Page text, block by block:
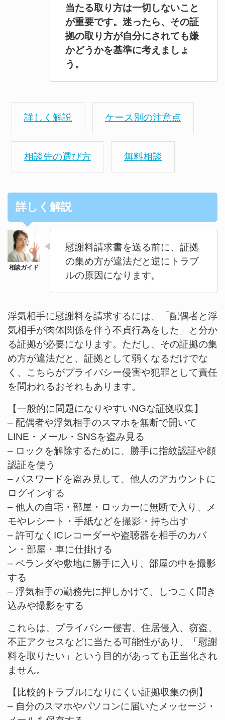
当たる取り方は一切しないこと
が重要です。迷ったら、その証
拠の取り方が自分にされても嫌
かどうかを基準に考えましょ
う。
詳しく解説 ケース別の注意点
相談先の選び方 無料相談
詳しく解説
慰謝料請求書を送る前に、証拠
の集め方が違法だと逆にトラブ
ルの原因になります。
浮気相手に慰謝料を請求するには、「配偶者と浮
気相手が肉体関係を伴う不貞行為をした」と分か
る証拠が必要になります。ただし、その証拠の集
め方が違法だと、証拠として弱くなるだけでな
く、こちらがプライバシー侵害や犯罪として責任
を問われるおそれもあります。
【一般的に問題になりやすいNGな証拠収集】
– 配偶者や浮気相手のスマホを無断で開いて
LINE・メール・SNSを盗み見る
– ロックを解除するために、勝手に指紋認証や顔
認証を使う
– パスワードを盗み見して、他人のアカウントに
ログインする
– 他人の自宅・部屋・ロッカーに無断で入り、メ
モやレシート・手紙などを撮影・持ち出す
– 許可なくICレコーダーや盗聴器を相手のカバ
ン・部屋・車に仕掛ける
– ベランダや敷地に勝手に入り、部屋の中を撮影
する
– 浮気相手の勤務先に押しかけて、しつこく聞き
込みや撮影をする
これらは、プライバシー侵害、住居侵入、窃盗、
不正アクセスなどに当たる可能性があり、「慰謝
料を取りたい」という目的があっても正当化され
ません。
【比較的トラブルになりにくい証拠収集の例】
– 自分のスマホやパソコンに届いたメッセージ・